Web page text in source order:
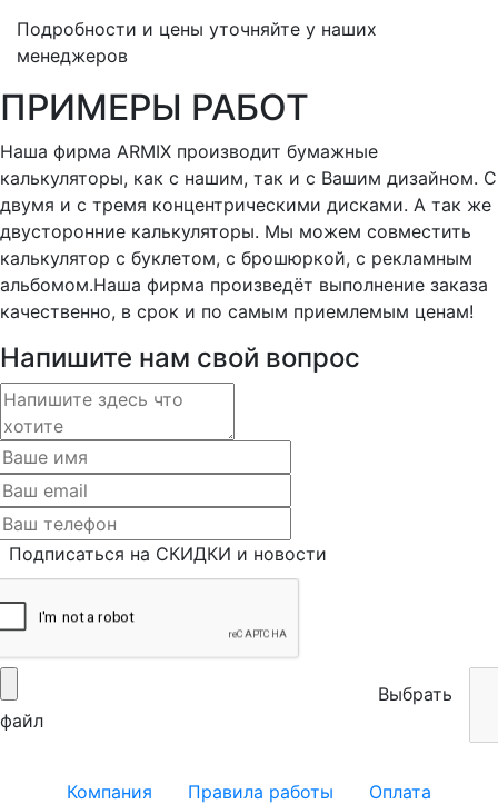
Подробности и цены уточняйте у наших
менеджеров
ПРИМЕРЫ РАБОТ
Наша фирма ARMIX производит бумажные
калькуляторы, как с нашим, так и с Вашим дизайном. С
двумя и с тремя концентрическими дисками. А так же
двусторонние калькуляторы. Мы можем совместить
калькулятор с буклетом, с брошюркой, с рекламным
альбомом.Наша фирма произведёт выполнение заказа
качественно, в срок и по самым приемлемым ценам!
Напишите нам свой вопрос
на СКИДКИ и новости
Выбрать
файл
Компания Правила работы
Оплата